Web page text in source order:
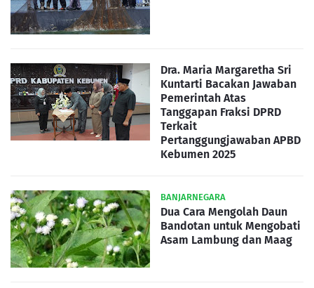
Dra. Maria Margaretha Sri
Kuntarti Bacakan Jawaban
Pemerintah Atas
Tanggapan Fraksi DPRD
Terkait
Pertanggungjawaban APBD
Kebumen 2025
BANJARNEGARA
Dua Cara Mengolah Daun
Bandotan untuk Mengobati
Asam Lambung dan Maag